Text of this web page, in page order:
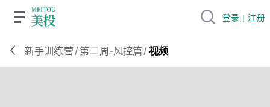
新手训练营 /第二周-风控篇 /视频
登录 | 注册